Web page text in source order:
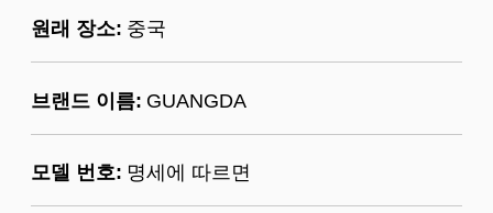
원래 장소: 중국
브랜드 이름: GUANGDA
모델 번호: 명세에 따르면